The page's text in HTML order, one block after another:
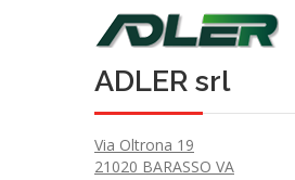
ADLER srl
Via Oltrona 19
21020 BARASSO VA